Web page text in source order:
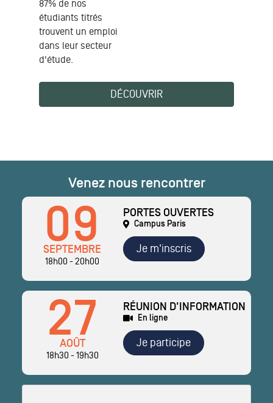
87% de nos
étudiants titrés
trouvent un emploi
dans leur secteur
d'étude.
DÉCOUVRIR
Venez nous rencontrer
09
SEPTEMBRE
18h00 - 20h00
PORTES OUVERTES
Campus Paris
Je m'inscris
27
AOÛT
18h30 - 19h30
RÉUNION D'INFORMATION
En ligne
Je participe